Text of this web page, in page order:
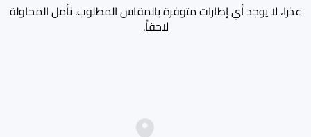
عذرا، لا يوجد أي إطارات متوفرة بالمقاس المطلوب. نأمل المحاولة
لاحقاً.